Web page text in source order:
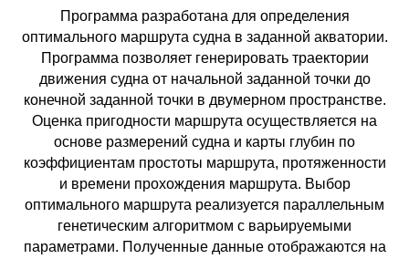
Программа разработана для определения
оптимального маршрута судна в заданной акватории.
Программа позволяет генерировать траектории
движения судна от начальной заданной точки до
конечной заданной точки в двумерном пространстве.
Оценка пригодности маршрута осуществляется на
основе размерений судна и карты глубин по
коэффициентам простоты маршрута, протяженности
и времени прохождения маршрута. Выбор
оптимального маршрута реализуется параллельным
генетическим алгоритмом с варьируемыми
параметрами. Полученные данные отображаются на